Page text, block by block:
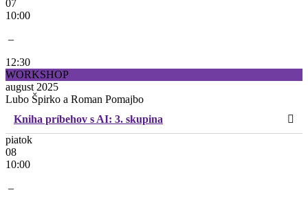
07
10:00
–
12:30
WORKSHOP
august 2025
Lubo Špirko a Roman Pomajbo
Kniha príbehov s AI: 3. skupina
piatok
08
10:00
–